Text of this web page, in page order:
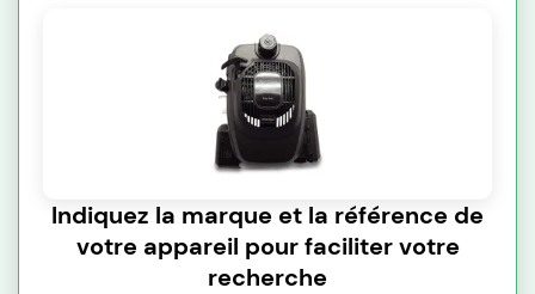
Indiquez la marque et la référence de
votre appareil pour faciliter votre
recherche